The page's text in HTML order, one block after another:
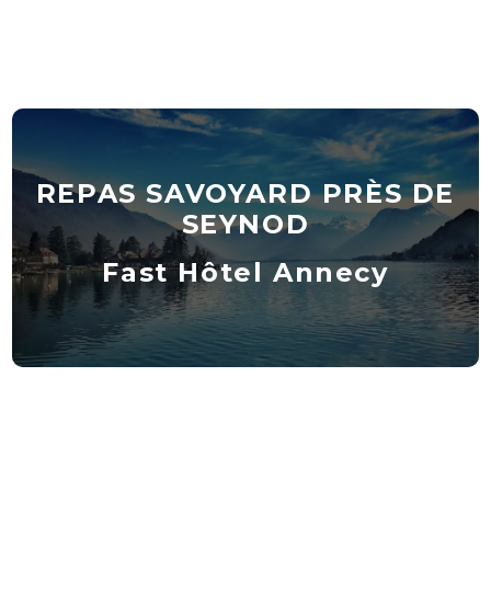
REPAS SAVOYARD PRÈS DE
SEYNOD
Fast Hôtel Annecy